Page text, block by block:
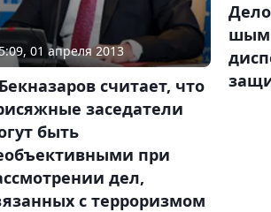
01 апреля 2013
считает, что
заседатели
быть
при
дел,
с терроризмом